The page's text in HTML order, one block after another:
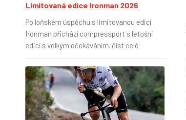
Limitovaná edice Ironman 2026
Po loňském úspěchu s limitovanou edicí
Ironman přichází compressport s letošní
edicí s velkým očekáváním. číst celé